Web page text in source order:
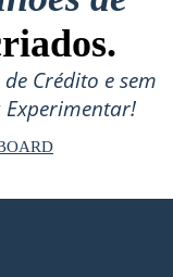
Crédito e sem
Experimentar!